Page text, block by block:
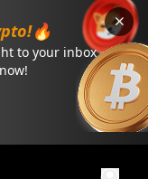
to your inbox